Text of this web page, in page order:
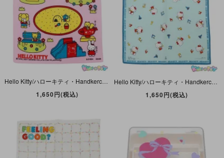
Hello Kitty/ハローキティ・Handkerchief/ハンカチ・公園・28.5cm×29cm・2001年
1,650円(税込) 1,650円(税込)